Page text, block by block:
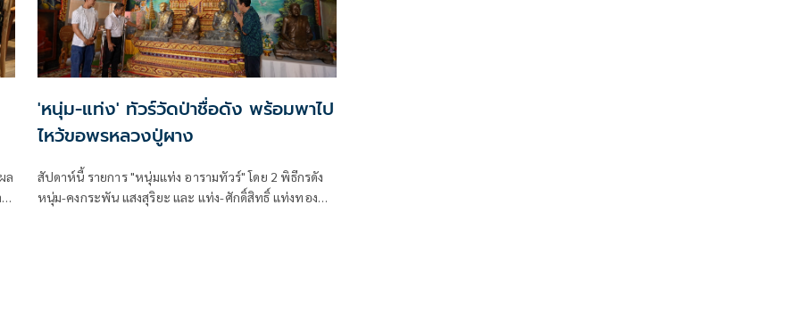
ล
น
'หนุ่ม-แท่ง' ทัวร์วัดป่าชื่อดัง พร้อมพาไป
ไหว้ขอพรหลวงปู่ผาง
สัปดาห์นี้ รายการ "หนุ่มแท่ง อารามทัวร์" โดย 2 พิธีกรดัง
หนุ่ม-คงกระพัน แสงสุริยะ และ แท่ง-ศักดิ์สิทธิ์ แท่งทอง